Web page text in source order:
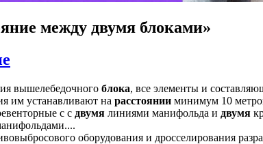
между двумя блоками»
вышелебедочного блока, все элементы и
им устанавливают на расстоянии минимум 10
с с двумя линиями манифольда и двумя
оборудования и дросселирования